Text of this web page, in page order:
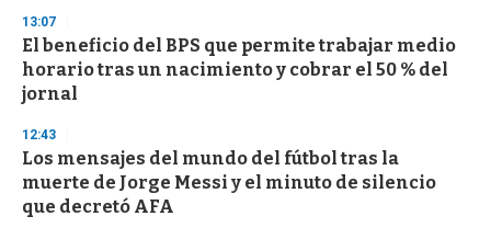
13:07
El beneficio del BPS que permite trabajar medio
horario tras un nacimiento y cobrar el 50 % del
jornal
12:43
Los mensajes del mundo del fútbol tras la
muerte de Jorge Messi y el minuto de silencio
que decretó AFA